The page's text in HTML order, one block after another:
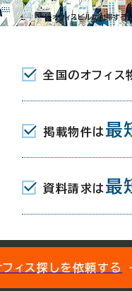
目駅(市電山鼻線) 6分
駅(市電山鼻線) 出入
所前駅(市電山鼻線)
※オフィスビルに付帯する
全国のオフィス
掲載物件は 最
資料請求は 最
フィス探しを依頼する